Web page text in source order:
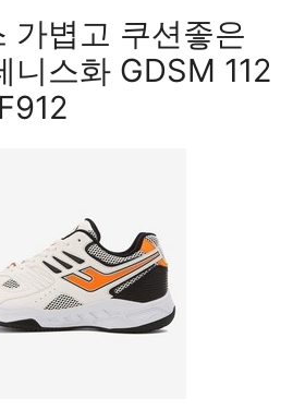
가볍고 쿠션좋은
니스화 GDSM 112